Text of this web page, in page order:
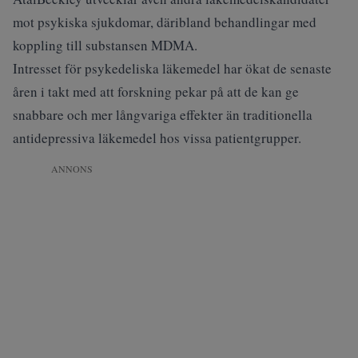
mot psykiska sjukdomar, däribland behandlingar med
koppling till substansen MDMA.
Intresset för psykedeliska läkemedel har ökat de senaste
åren i takt med att forskning pekar på att de kan ge
snabbare och mer långvariga effekter än traditionella
antidepressiva läkemedel hos vissa patientgrupper.
ANNONS